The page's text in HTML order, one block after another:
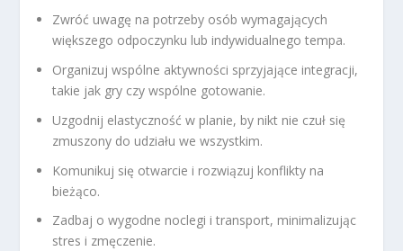
Zwróć uwagę na potrzeby osób wymagających
większego odpoczynku lub indywidualnego tempa.
Organizuj wspólne aktywności sprzyjające integracji,
takie jak gry czy wspólne gotowanie.
Uzgodnij elastyczność w planie, by nikt nie czuł się
zmuszony do udziału we wszystkim.
Komunikuj się otwarcie i rozwiązuj konflikty na
bieżąco.
Zadbaj o wygodne noclegi i transport, minimalizując
stres i zmęczenie.